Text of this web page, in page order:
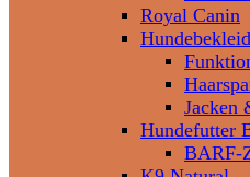
Royal Canin
Jacken
Hundefutter
BARF-